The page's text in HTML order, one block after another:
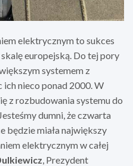
elektrycznym to sukces
europejską. Do tej pory
systemem z
nieco ponad 2000. W
z rozbudowania systemu do
dumni, że czwarta
będzie miała największy
elektrycznym w całej
, Prezydent